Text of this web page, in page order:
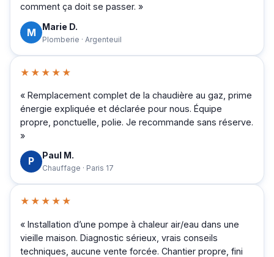
comment ça doit se passer. »
M Marie D.
Plomberie · Argenteuil
★★★★★
« Remplacement complet de la chaudière au gaz, prime
énergie expliquée et déclarée pour nous. Équipe
propre, ponctuelle, polie. Je recommande sans réserve.
»
P Paul M.
Chauffage · Paris 17
★★★★★
« Installation d’une pompe à chaleur air/eau dans une
vieille maison. Diagnostic sérieux, vrais conseils
techniques, aucune vente forcée. Chantier propre, fini